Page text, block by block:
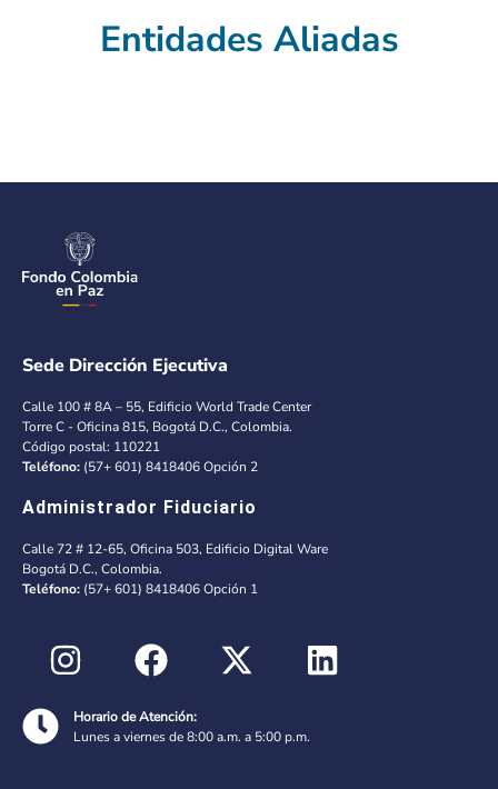
Entidades Aliadas
Sede Dirección Ejecutiva
Calle 100 # 8A – 55, Edificio World Trade Center
Torre C - Oficina 815, Bogotá D.C., Colombia.
Código postal: 110221
Teléfono: (57+ 601) 8418406 Opción 2
Administrador Fiduciario
Calle 72 # 12-65, Oficina 503, Edificio Digital Ware
Bogotá D.C., Colombia.
Teléfono: (57+ 601) 8418406 Opción 1
Horario de Atención:
Lunes a viernes de 8:00 a.m. a 5:00 p.m.